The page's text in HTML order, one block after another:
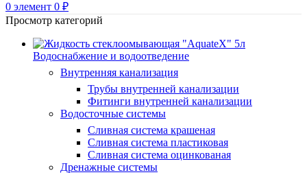
0 элемент 0 ₽
Просмотр категорий
Водоснабжение и водоотведение
Внутренняя канализация
Трубы внутренней канализации
Фитинги внутренней канализации
Водосточные системы
Сливная система крашеная
Сливная система пластиковая
Сливная система оцинкованая
Дренажные системы